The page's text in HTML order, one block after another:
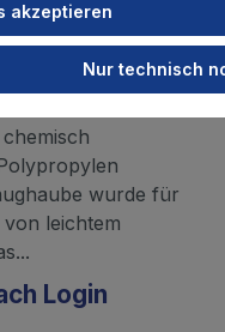
eckig, NW
320 mm
wurde für
leichtem
Login
akzeptieren
Nur technisch